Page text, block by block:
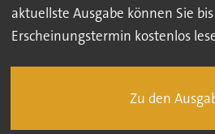
aktuellste Ausgabe können Sie
Erscheinungstermin kostenlos
Zu den